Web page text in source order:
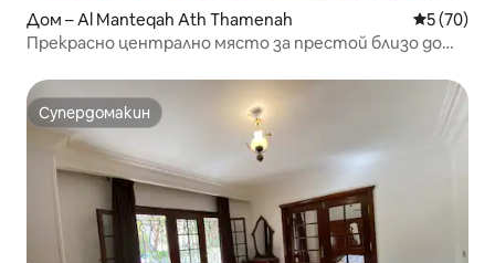
Дом – Al Manteqah Ath Thamenah Средна
5 (70)
Прекрасно централно място за престой близо до
Супердомакин
Супердомакин